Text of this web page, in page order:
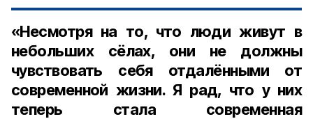
«Несмотря на то, что люди живут в
небольших сёлах, они не должны
чувствовать себя отдалёнными от
современной жизни. Я рад, что у них
теперь стала современная